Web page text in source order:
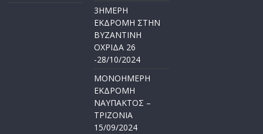
3ΗΜΕΡΗ
ΕΚΔΡΟΜΗ ΣΤΗΝ
ΒΥΖΑΝΤΙΝΗ
ΟΧΡΙΔΑ 26
-28/10/2024
ΜΟΝΟΗΜΕΡΗ
ΕΚΔΡΟΜΗ
ΝΑΥΠΑΚΤΟΣ –
ΤΡΙΖΟΝΙΑ
15/09/2024